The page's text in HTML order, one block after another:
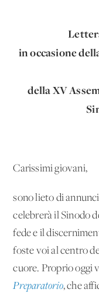
in occasione
della XV
Carissimi giovani,
sono lieto di
celebrerà il Sinodo
fede e il
foste voi al centro
cuore. Proprio oggi
Preparatorio, che